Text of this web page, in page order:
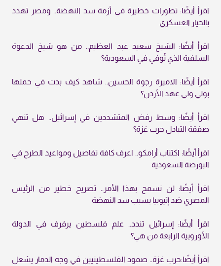
اقرأ أيضًا: تطورات خطيرة في أزمة سد النهضة.. ومصر تهدد
بالخيار العسكري
اقرأ أيضًا: الشيخ سعيد عبد العظيم.. من هو شيخ الدعوة
السلفية الذي تُوفي في السعودية؟
اقرأ أيضًا: الاميرة رجوة الحسين.. شاهد كيف بدت في حملها
بولي ولي عهد الأردن؟
اقرأ أيضًا: وسط رفض المتشددين في إسرائيل.. هل تنهي
صفقة التبادل حرب غزة؟
اقرأ أيضًا: اكتتاب أرامكو.. اعرف كافة تفاصيل ومواعيد الطرح في
البورصة السعودية
اقرأ أيضًا: لن نسمح بهذا الأمر.. تصريح خطير من الرئيس
المصري ضد إثيوبيا بسبب سد النهضة
اقرأ أيضًا: إسرائيل تندد.. علم فلسطين يرفرف في الدولة
الأوروبية الرابعة من هي؟
اقرأ أيضًا:حرب غزة.. صمود الفلسطينيين في وجه الدمار يشعل